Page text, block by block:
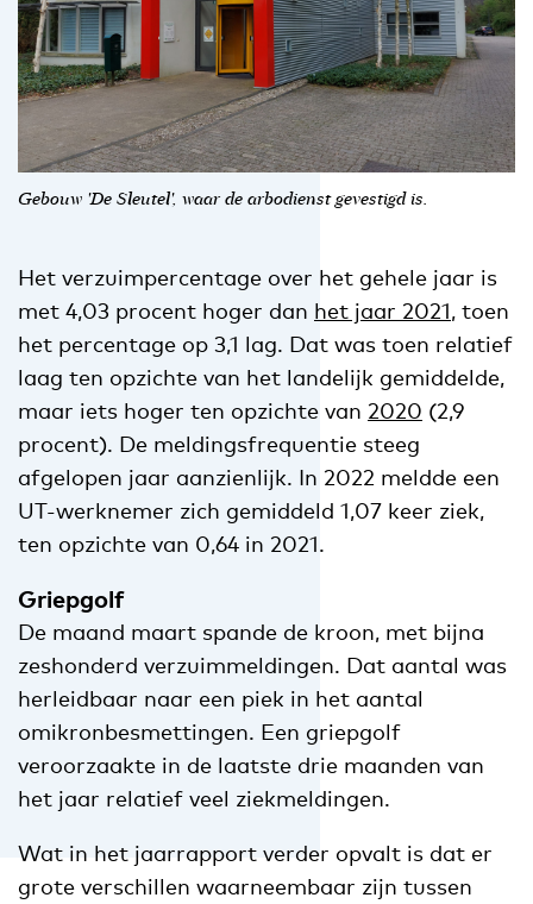
Gebouw 'De Sleutel', waar de arbodienst gevestigd is.
Het verzuimpercentage over het gehele jaar is
met 4,03 procent hoger dan het jaar 2021, toen
het percentage op 3,1 lag. Dat was toen relatief
laag ten opzichte van het landelijk gemiddelde,
maar iets hoger ten opzichte van 2020 (2,9
procent). De meldingsfrequentie steeg
afgelopen jaar aanzienlijk. In 2022 meldde een
UT-werknemer zich gemiddeld 1,07 keer ziek,
ten opzichte van 0,64 in 2021.
Griepgolf
De maand maart spande de kroon, met bijna
zeshonderd verzuimmeldingen. Dat aantal was
herleidbaar naar een piek in het aantal
omikronbesmettingen. Een griepgolf
veroorzaakte in de laatste drie maanden van
het jaar relatief veel ziekmeldingen.
Wat in het jaarrapport verder opvalt is dat er
grote verschillen waarneembaar zijn tussen